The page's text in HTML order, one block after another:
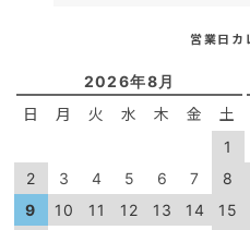
営業日カ
2026年8月
日 月 火 水 木 金 土
1
2
3 4 5 6 7
8
9
10 11 12 13 14
15